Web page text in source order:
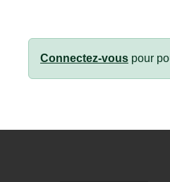
Connectez-vous pour